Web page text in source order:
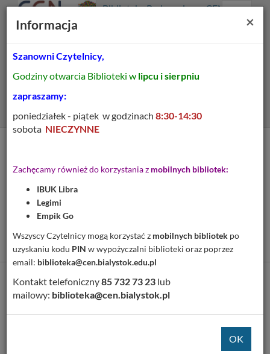
główne
główna
Prolib
główna
Biblioteka Pedagogiczna CEN
Menu
antologia tekstów dla
nauczycieli i uczniów do
lekcji wychowawczych. [T.
1]
Cytuj
×
Informacja
Szanowni Czytelnicy,
Godziny otwarcia Biblioteki w lipcu i sierpniu
zapraszamy:
poniedziałek - piątek w godzinach 8:30-14:30
sobota NIECZYNNE
Zachęcamy również do korzystania z mobilnych bibliotek:
IBUK Libra
Legimi
Empik Go
Wszyscy Czytelnicy mogą korzystać z mobilnych bibliotek po
uzyskaniu kodu PIN w wypożyczalni biblioteki oraz poprzez
email: biblioteka@cen.bialystok.edu.pl
Kontakt telefoniczny85 732 73 23 lub
mailowy: biblioteka@cen.bialystok.pl